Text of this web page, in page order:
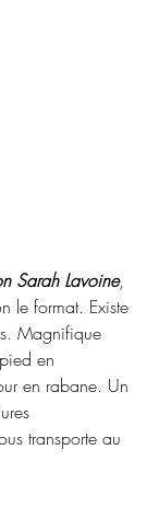
Sarah Lavoine,
le format. Existe
Magnifique
en
en rabane. Un
transporte au